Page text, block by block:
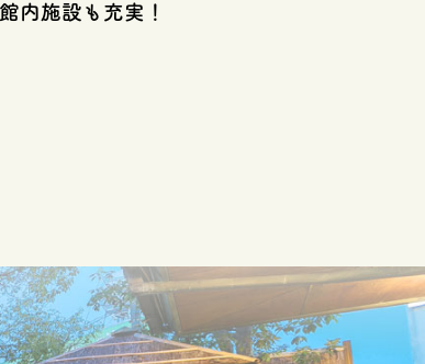
館内施設も充実！